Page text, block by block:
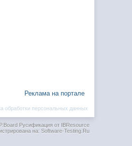
Реклама на портале
обработки персональных данных
Русификация от IBResource
на: Software-Testing.Ru